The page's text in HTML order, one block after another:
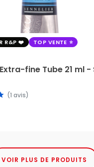
R&P TOP VENTE
fine Tube 21 ml -
(1 avis)
VOIR PLUS DE PRODUITS